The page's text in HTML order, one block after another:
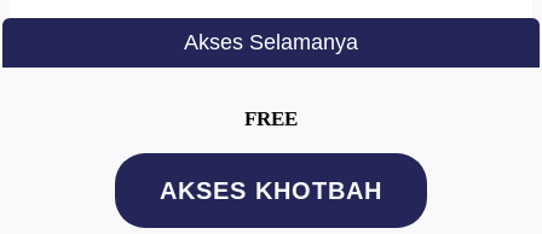
Akses Selamanya
FREE
AKSES KHOTBAH